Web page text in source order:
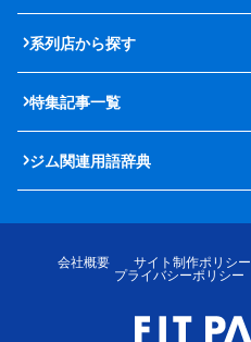
系列店から探す
特集記事一覧
ジム関連用語辞典
会社概要 サイト制作ポリシー
プライバシーポリシー